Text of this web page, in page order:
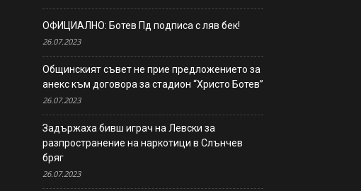
ОФИЦИАЛНО: Ботев Пд подписа с ляв бек!
26.07.2023
Общинският съвет не прие предложението за
анекс към договора за стадион “Христо Ботев”
26.07.2023
Задържаха бивш играч на Левски за
разпространение на наркотици в Слънчев
бряг
26.07.2023